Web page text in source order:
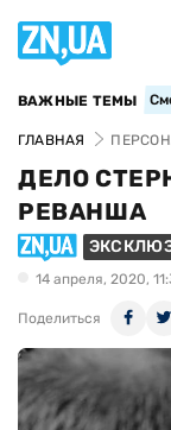
ВАЖНЫЕ ТЕМЫ
ГЛАВНАЯ
ДЕЛО
РЕВАНША
14 апреля, 2020,
Поделиться